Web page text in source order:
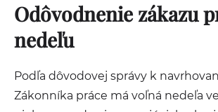
Odôvodnenie zákazu
nedeľu
Podľa dôvodovej správy k
Zákonníka práce má voľná nedeľa